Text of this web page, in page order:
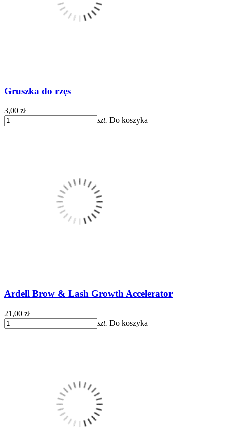
Gruszka do rzęs
3,00 zł
szt. Do koszyka
Ardell Brow & Lash Growth Accelerator
21,00 zł
szt. Do koszyka